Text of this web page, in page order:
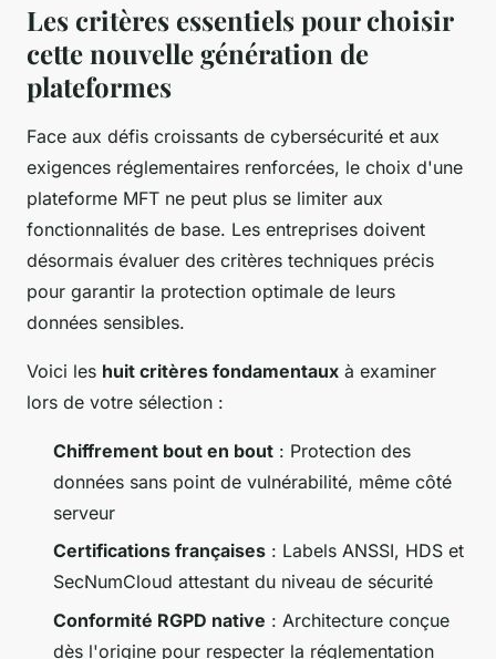
Les critères essentiels pour choisir
cette nouvelle génération de
plateformes
Face aux défis croissants de cybersécurité et aux
exigences réglementaires renforcées, le choix d'une
plateforme MFT ne peut plus se limiter aux
fonctionnalités de base. Les entreprises doivent
désormais évaluer des critères techniques précis
pour garantir la protection optimale de leurs
données sensibles.
Voici les huit critères fondamentaux à examiner
lors de votre sélection :
Chiffrement bout en bout : Protection des
données sans point de vulnérabilité, même côté
serveur
Certifications françaises : Labels ANSSI, HDS et
SecNumCloud attestant du niveau de sécurité
Conformité RGPD native : Architecture conçue
dès l'origine pour respecter la réglementation